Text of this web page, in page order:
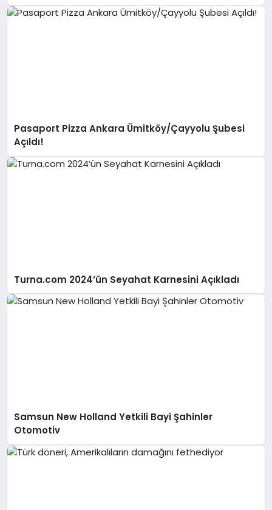
Pasaport Pizza Ankara Ümitköy/Çayyolu Şubesi
Açıldı!
Turna.com 2024’ün Seyahat Karnesini Açıkladı
Samsun New Holland Yetkili Bayi Şahinler
Otomotiv